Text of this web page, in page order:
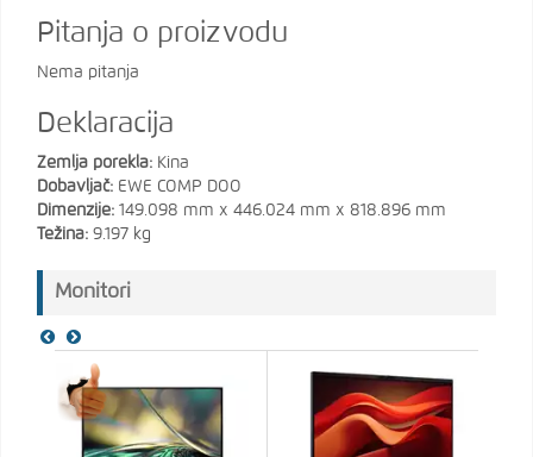
Pitanja o proizvodu
Nema pitanja
Deklaracija
Zemlja porekla: Kina
Dobavljač: EWE COMP DOO
Dimenzije: 149.098 mm x 446.024 mm x 818.896 mm
Težina: 9.197 kg
Monitori